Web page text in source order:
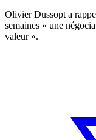
Olivier Dussopt a
semaines « une
valeur ».